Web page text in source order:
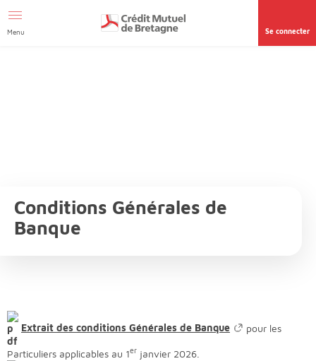
page accessibilité
Menu Se connecter
Conditions Générales de
Banque
Extrait des conditions Générales de Banque pour les
Particuliers applicables au 1er janvier 2026.